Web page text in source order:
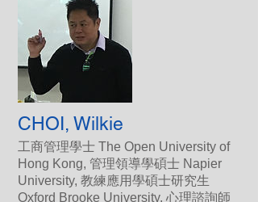
CHOI, Wilkie
工商管理學士 The Open University of
Hong Kong, 管理領導學碩士 Napier
University, 教練應用學碩士研究生
Oxford Brooke University, 心理諮詢師